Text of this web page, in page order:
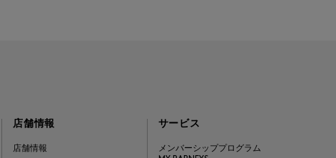
店舗情報
店舗情報
サービス
メンバーシッププログラム